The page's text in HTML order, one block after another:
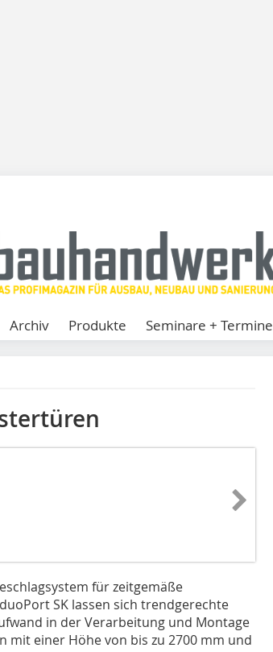
Archiv Produkte Seminare + Termine
für zeitgemäße
SK lassen sich trendgerechte
in der Verarbeitung und Montage
einer Höhe von bis zu 2700 mm und